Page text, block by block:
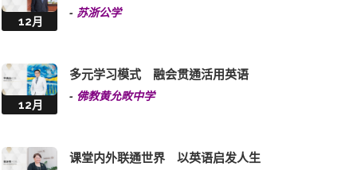
12月
- 苏浙公学
12月
多元学习模式 融会贯通活用英语
- 佛教黄允畋中学
课堂内外联通世界 以英语启发人生